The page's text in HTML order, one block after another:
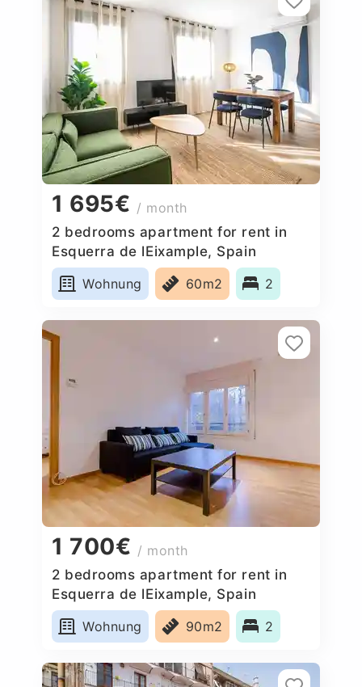
1 695€ / month
2 bedrooms apartment for rent in
Esquerra de lEixample, Spain
Wohnung
60m2 2
1 700€ / month
2 bedrooms apartment for rent in
Esquerra de lEixample, Spain
Wohnung
90m2 2